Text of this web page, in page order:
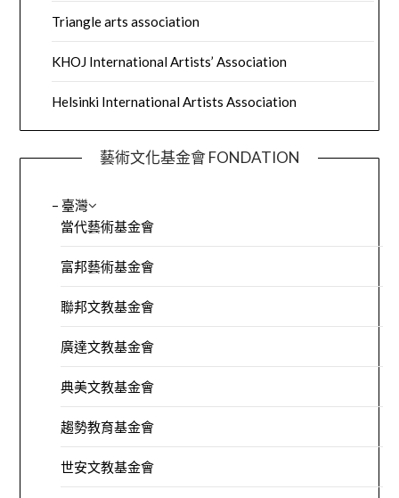
Triangle arts association
KHOJ International Artists’ Association
Helsinki International Artists Association
藝術文化基金會 FONDATION
– 臺灣
當代藝術基金會
富邦藝術基金會
聯邦文教基金會
廣達文教基金會
典美文教基金會
趨勢教育基金會
世安文教基金會